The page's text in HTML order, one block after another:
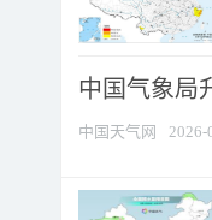
中国气象局
中国天气网 2026-